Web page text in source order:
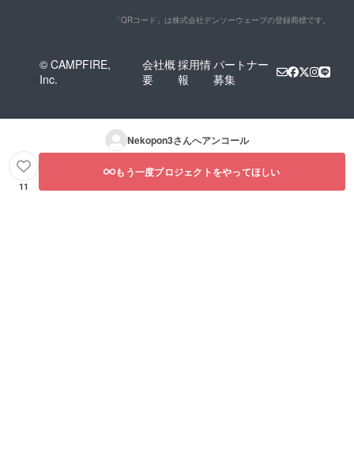
「QRコード」は株式会社デンソーウェーブの登録商標です。
© CAMPFIRE,
Inc.
会社概
要
採用情
報
パートナー
募集
Nekopon3さんへアンコール
11
もう一度プロジェクトをやってほしい